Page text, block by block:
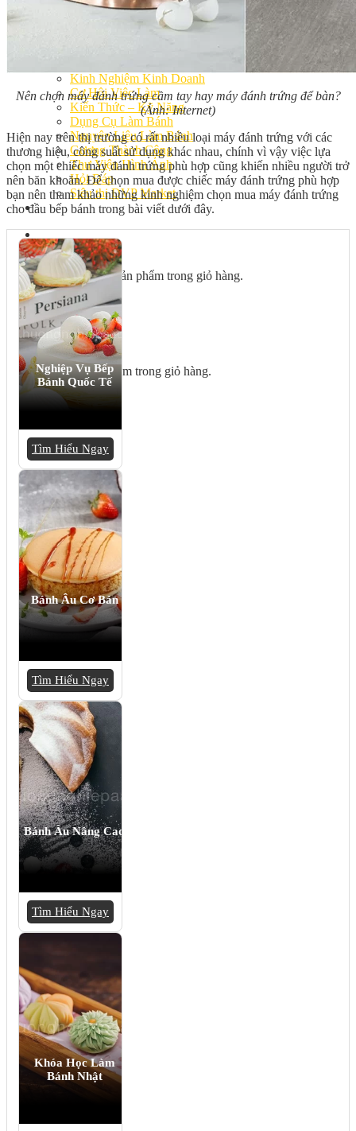
Kinh Nghiệm Kinh Doanh
Cơ Hội Việc Làm
Kiến Thức – Kỹ Năng
Dụng Cụ Làm Bánh
Nguyên Liệu Làm Bánh
Gương Thành Công
Thư Viện Hình Ảnh
Hỏi Đáp
Siêu thị ĐVP Market
Việc Làm
Chưa có sản phẩm trong giỏ hàng.
Giỏ hàng
Chưa có sản phẩm trong giỏ hàng.
Nên chọn máy đánh trứng cầm tay hay máy đánh trứng để bàn?
(Ảnh: Internet)
Hiện nay trên thị trường có rất nhiều loại máy đánh trứng với các
thương hiệu, công suất sử dụng khác nhau, chính vì vậy việc lựa
chọn một chiếc máy đánh trứng phù hợp cũng khiến nhiều người trở
nên băn khoăn. Để chọn mua được chiếc máy đánh trứng phù hợp
bạn nên tham khảo những kinh nghiệm chọn mua máy đánh trứng
cho đầu bếp bánh trong bài viết dưới đây.
Nghiệp Vụ Bếp
Bánh Quốc Tế
Tìm Hiểu Ngay
Bánh Âu Cơ Bản
Tìm Hiểu Ngay
Bánh Âu Nâng Cao
Tìm Hiểu Ngay
Khóa Học Làm
Bánh Nhật